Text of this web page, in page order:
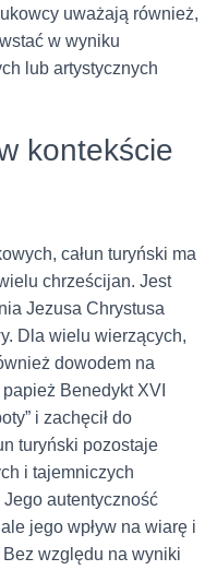
uważają również,
w wyniku
lub artystycznych
kontekście
całun turyński ma
chrześcijan. Jest
Jezusa Chrystusa
Dla wielu wierzących,
dowodem na
Benedykt XVI
i zachęcił do
turyński pozostaje
i tajemniczych
autentyczność
jego wpływ na wiarę i
względu na wyniki